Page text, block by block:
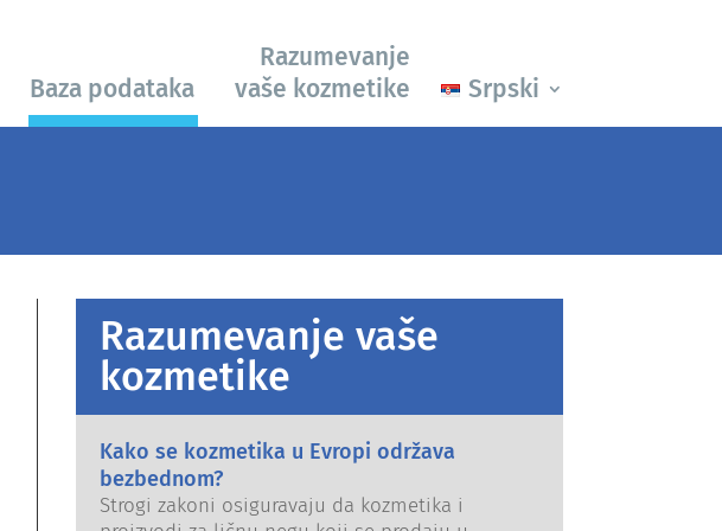
Baza podataka
Razumevanje
vaše kozmetike
Srpski
Razumevanje vaše
kozmetike
Kako se kozmetika u Evropi održava
bezbednom?
Strogi zakoni osiguravaju da kozmetika i